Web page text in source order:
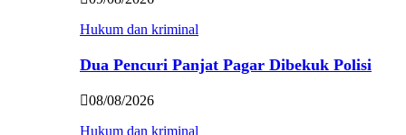
Hukum dan kriminal
Dua Pencuri Panjat Pagar Dibekuk Polisi
08/08/2026
Hukum dan kriminal